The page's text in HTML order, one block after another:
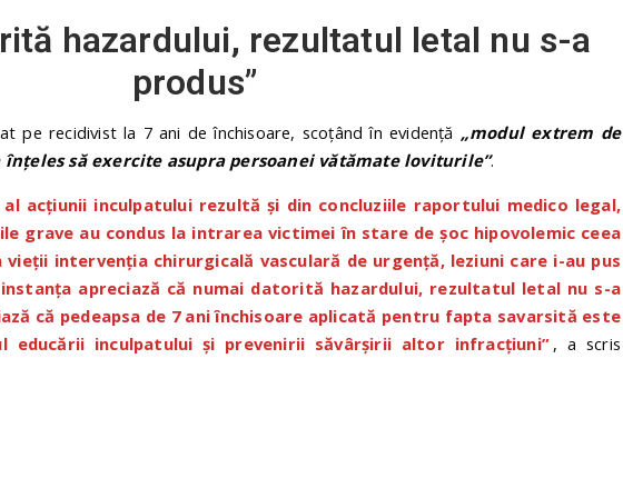
hazardului, rezultatul letal nu s-a
produs”
pe recidivist la 7 ani de închisoare, scoțând în evidență „modul extrem de
să exercite asupra persoanei vătămate loviturile”.
acţiunii inculpatului rezultă şi din concluziile raportului medico legal,
grave au condus la intrarea victimei în stare de şoc hipovolemic ceea
vieţii intervenţia chirurgicală vasculară de urgenţă, leziuni care i-au pus
apreciază că numai datorită hazardului, rezultatul letal nu s-a
că pedeapsa de 7 ani închisoare aplicată pentru fapta savarsită este
educării inculpatului și prevenirii săvârșirii altor infracțiuni” , a scris